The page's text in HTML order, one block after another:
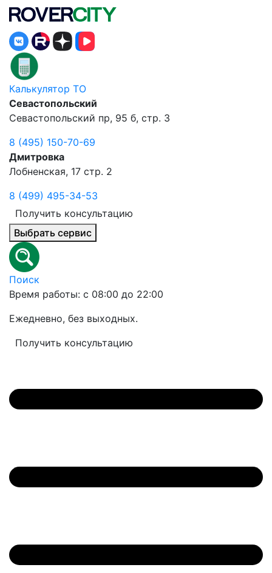
Калькулятор ТО
Севастопольский
Севастопольский пр, 95 б, стр. 3
8 (495) 150-70-69
Дмитровка
Лобненская, 17 стр. 2
8 (499) 495-34-53
Получить консультацию
Выбрать сервис
Поиск
Время работы: с 08:00 до 22:00
Ежедневно, без выходных.
Получить консультацию